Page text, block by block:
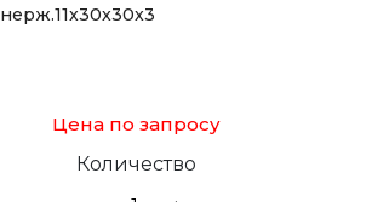
нерж.11x30x30x3
Цена по запросу
Количество